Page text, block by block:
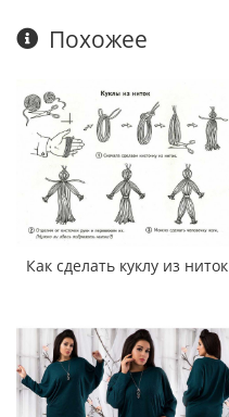
Похожее
Как сделать куклу из ниток